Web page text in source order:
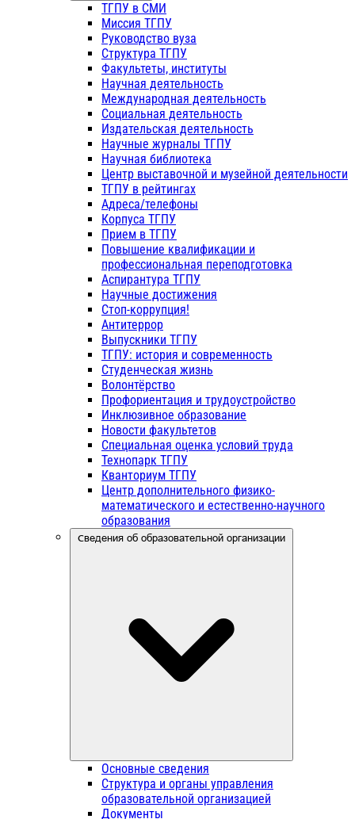
ТГПУ в СМИ
Миссия ТГПУ
Руководство вуза
Структура ТГПУ
Факультеты, институты
Научная деятельность
Международная деятельность
Социальная деятельность
Издательская деятельность
Научные журналы ТГПУ
Научная библиотека
Центр выставочной и музейной деятельности
ТГПУ в рейтингах
Адреса/телефоны
Корпуса ТГПУ
Прием в ТГПУ
Повышение квалификации и
профессиональная переподготовка
Аспирантура ТГПУ
Научные достижения
Стоп-коррупция!
Антитеррор
Выпускники ТГПУ
ТГПУ: история и современность
Студенческая жизнь
Волонтёрство
Профориентация и трудоустройство
Инклюзивное образование
Новости факультетов
Специальная оценка условий труда
Технопарк ТГПУ
Кванториум ТГПУ
Центр дополнительного физико-
математического и естественно-научного
образования
Сведения об образовательной организации
Основные сведения
Структура и органы управления
образовательной организацией
Документы